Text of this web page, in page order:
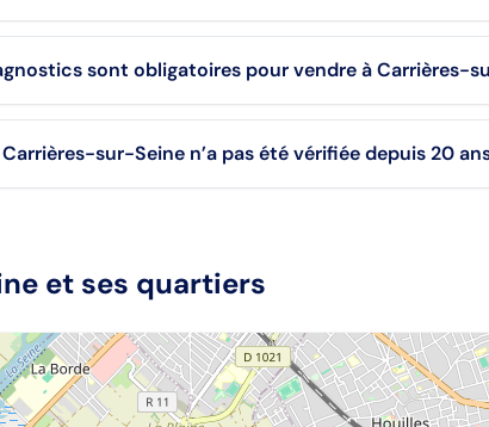
sont obligatoires pour vendre à Carrières-
sur-Seine n’a pas été vérifiée depuis 20
et ses quartiers